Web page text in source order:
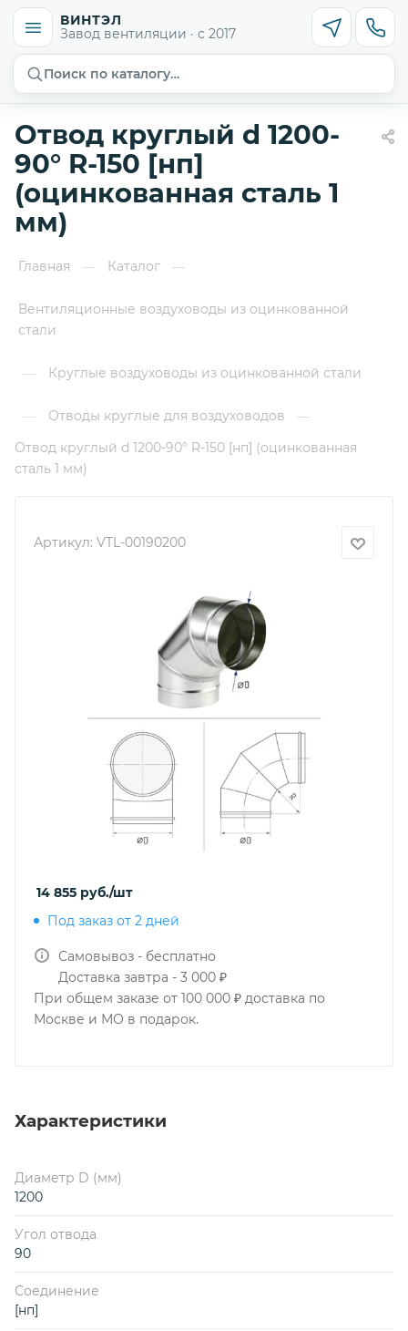
ВИНТЭЛ
Завод вентиляции · с 2017
Поиск по каталогу…
Отвод круглый d 1200-
90° R-150 [нп]
(оцинкованная сталь 1
мм)
Главная — Каталог —
Вентиляционные воздуховоды из оцинкованной
стали
— Круглые воздуховоды из оцинкованной стали
— Отводы круглые для воздуховодов
—
Отвод круглый d 1200-90° R-150 [нп] (оцинкованная
сталь 1 мм)
Артикул: VTL-00190200
14 855 руб./шт
Под заказ от 2 дней
Самовывоз - бесплатно
Доставка завтра - 3 000 ₽
При общем заказе от 100 000 ₽ доставка по
Москве и МО в подарок.
Характеристики
Диаметр D (мм)
1200
Угол отвода
90
Соединение
[нп]